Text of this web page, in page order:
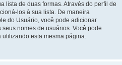
lista de duas formas. Através do perfil de
los à sua lista. De maneira
do Usuário, você pode adicionar
nomes de usuários. Você pode
esta mesma página.